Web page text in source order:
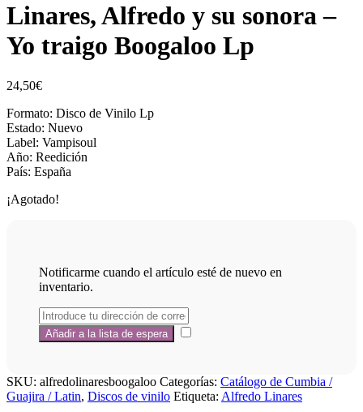
Linares, Alfredo y su sonora –
Yo traigo Boogaloo Lp
24,50€
Formato: Disco de Vinilo Lp
Estado: Nuevo
Label: Vampisoul
Año: Reedición
País: España
¡Agotado!
Notificarme cuando el artículo esté de nuevo en
inventario.
SKU: alfredolinaresboogaloo Categorías: Catálogo de Cumbia /
Guajira / Latin, Discos de vinilo Etiqueta: Alfredo Linares